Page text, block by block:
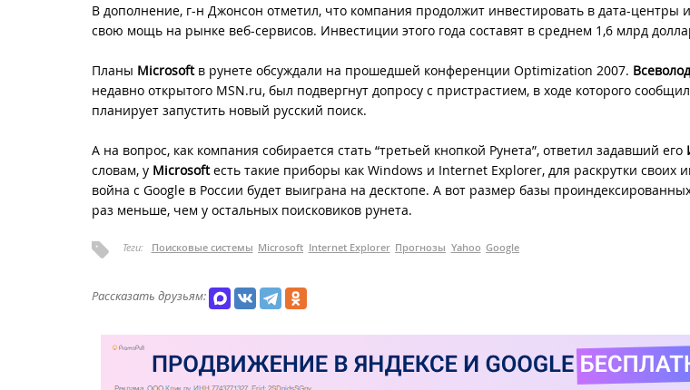
В дополнение, г-н Джонсон отметил, что компания продолжит инвестировать в дата-центры
свою мощь на рынке веб-сервисов. Инвестиции этого года составят в среднем 1,6 млрд
Планы Microsoft в рунете обсуждали на прошедшей конференции Optimization 2007.
недавно открытого MSN.ru, был подвергнут допросу с пристрастием, в ходе которого
планирует запустить новый русский поиск.
А на вопрос, как компания собирается стать “третьей кнопкой Рунета”, ответил задавший его
словам, у Microsoftесть такие приборы как Windows и Internet Explorer, для раскрутки своих
война с Google в России будет выиграна на десктопе. А вот размер базы
раз меньше, чем у остальных поисковиков рунета.
Теги: Поисковые системы Microsoft Internet Explorer Прогнозы Yahoo Google
Рассказать друзьям: